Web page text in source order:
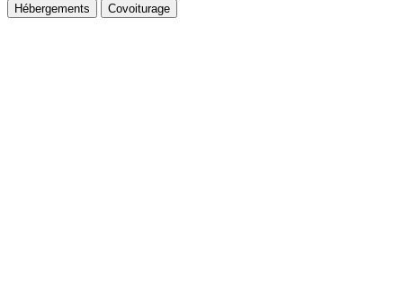
Hébergements Covoiturage